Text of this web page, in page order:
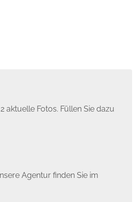
Fotos. Füllen Sie dazu
Agentur finden Sie im